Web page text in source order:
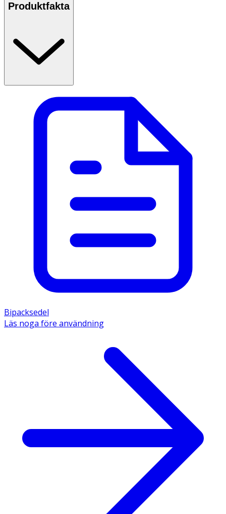
Produktfakta
Bipacksedel
Läs noga före användning